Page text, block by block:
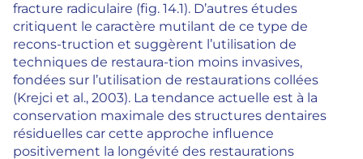
fracture radiculaire (fig. 14.1). D’autres études
critiquent le caractère mutilant de ce type de
recons-truction et suggèrent l’utilisation de
techniques de restaura-tion moins invasives,
fondées sur l’utilisation de restaurations collées
(Krejci et al., 2003). La tendance actuelle est à la
conservation maximale des structures dentaires
résiduelles car cette approche influence
positivement la longévité des restaurations